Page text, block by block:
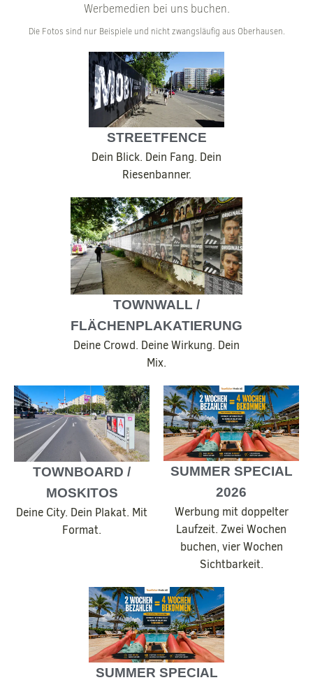
Werbemedien bei uns buchen.
Die Fotos sind nur Beispiele und nicht zwangsläufig aus Oberhausen.
STREETFENCE
Dein Blick. Dein Fang. Dein
Riesenbanner.
TOWNWALL /
FLÄCHENPLAKATIERUNG
Deine Crowd. Deine Wirkung. Dein
Mix.
TOWNBOARD /
MOSKITOS
Deine City. Dein Plakat. Mit
Format.
SUMMER SPECIAL
2026
Werbung mit doppelter
Laufzeit. Zwei Wochen
buchen, vier Wochen
Sichtbarkeit.
SUMMER SPECIAL